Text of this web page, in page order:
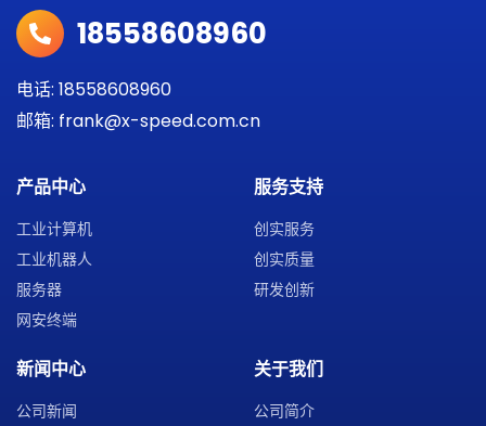
18558608960
电话: 18558608960
邮箱: frank@x-speed.com.cn
产品中心
工业计算机
工业机器人
服务器
网安终端
服务支持
创实服务
创实质量
研发创新
新闻中心
公司新闻
关于我们
公司简介